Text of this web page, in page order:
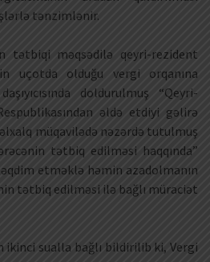
tənzimlənir.
tətbiqi məqsədilə qeyri-rezident
uçotda olduğu vergi orqanına
doldurulmuş “Qeyri-
əldə etdiyi gəlirə
müqavilədə nəzərdə tutulmuş
tətbiq edilməsi haqqında”
etməklə həmin azadolmanın
tətbiq edilməsi ilə bağlı müraciət
ikinci sualla bağlı bildirilib ki, Vergi